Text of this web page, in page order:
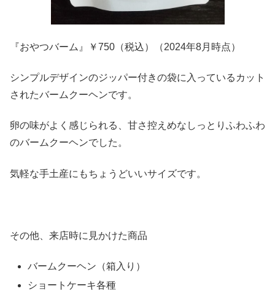
『おやつバーム』￥750（税込）（2024年8月時点）
シンプルデザインのジッパー付きの袋に入っているカット
されたバームクーヘンです。
卵の味がよく感じられる、甘さ控えめなしっとりふわふわ
のバームクーヘンでした。
気軽な手土産にもちょうどいいサイズです。
その他、来店時に見かけた商品
バームクーヘン（箱入り）
ショートケーキ各種